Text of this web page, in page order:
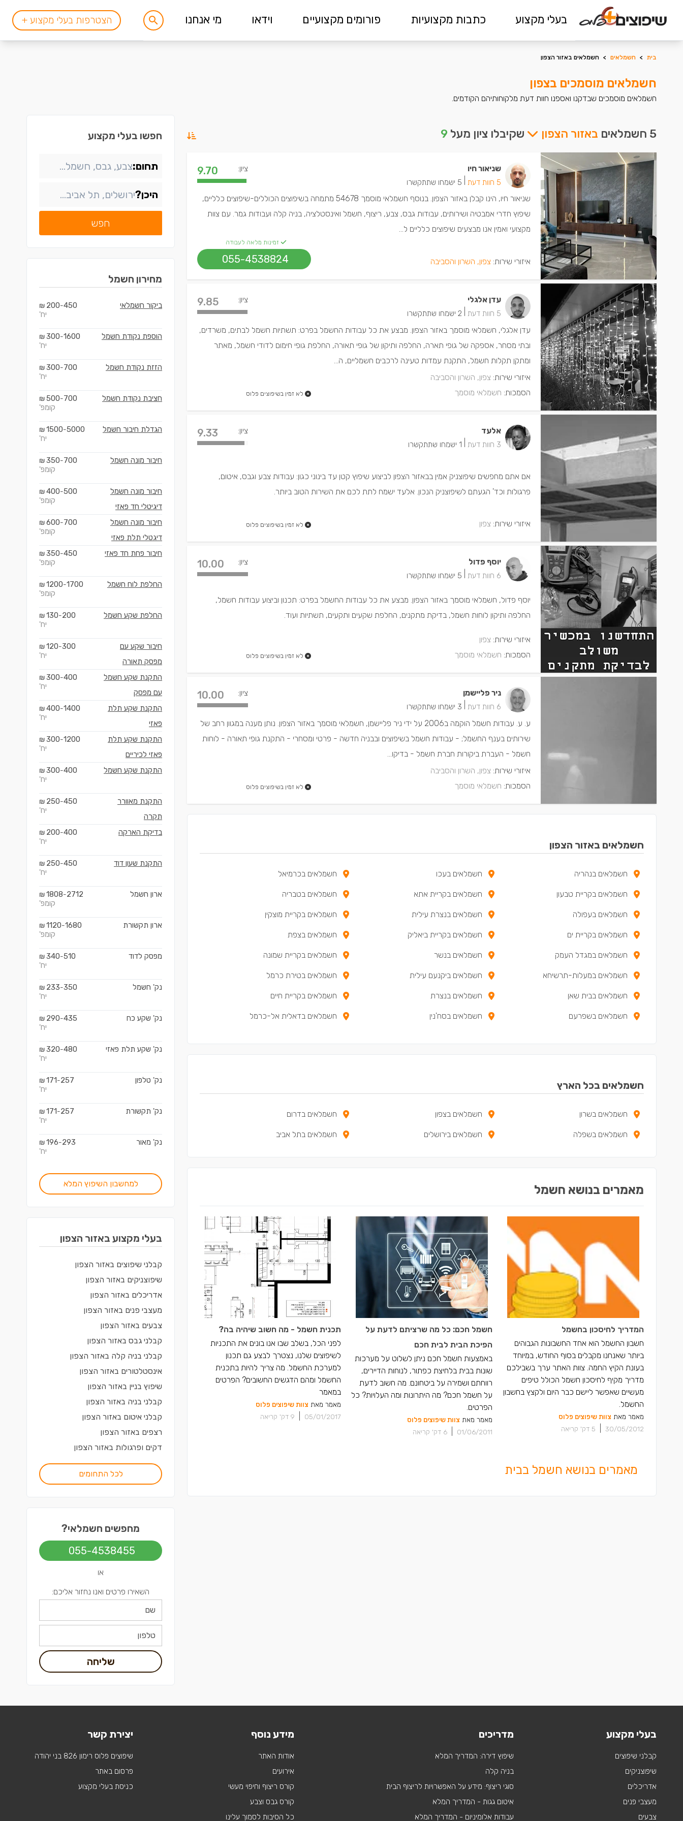
בעלי מקצוע כתבות מקצועיות פורומים מקצועיים וידאו מי אנחנו הצטרפות בעלי מקצוע +
בית > חשמלאים > חשמלאים באזור הצפון
חשמלאים מוסמכים בצפון
חשמלאים מוסמכים שבדקנו ואספנו חוות דעת מלקוחותיהם הקודמים.
5 חשמלאים באזור הצפון שקיבלו ציון מעל 9
שניאור חיו
5 חוות דעת 5 ישמחו שתתקשרו
ציון: 9.70
שניאור חיו, הינו קבלן באזור הצפון. בנוסף חשמלאי מוסמך 54678 מתמחה בשיפוצים הכוללים-שיפוצים כלליים,
שיפוץ חדרי אמבטיה ושירותים, עבודות גבס, צבע, ריצוף, חשמל ואינסטלציה, בניה קלה ועבודות גמר. עם צוות
מקצועי ואמין אנו מבצעים שיפוצים כלליים ל...
איזורי שירות: צפון, השרון והסביבה
זמינות מלאה לעבודה
055-4538824
עדן אלגלי
5 חוות דעת 2 ישמחו שתתקשרו
ציון: 9.85
עדן אלגלי, חשמלאי מוסמך באזור הצפון. מבצע את כל עבודות החשמל בפרט: תשתיות חשמל לבתים, משרדים,
ובתי מסחר, אספקה של גופי תארה, החלפה ותיקון של גופי תאורה, החלפת גופי חימום לדודי חשמל, מאתר
ומתקן תקלות חשמל, התקנת עמדות טעינה לרכבים חשמליים, ה...
איזורי שירות: צפון, השרון והסביבה
הסמכות: חשמלאי מוסמך לא זמין בשיפוצים פלוס
אלעד
3 חוות דעת 1 ישמחו שתתקשרו
ציון: 9.33
אם אתם מחפשים שיפוצניק אמין בבאזור הצפון לביצוע שיפוץ קטן עד בינוני כגון: עבודות צבע וגבס, איטום,
פרגולות וכד' הגעתם לשיפוצניק הנכון. אלעד ישמח לתת לכם את השירות הטוב ביותר.
איזורי שירות: צפון לא זמין בשיפוצים פלוס
יוסף פדול
6 חוות דעת 5 ישמחו שתתקשרו
ציון: 10.00
יוסף פדול, חשמלאי מוסמך באזור הצפון. מבצע את כל עבודות החשמל בפרט: תכנון וביצוע עבודות חשמל,
החלפה ותיקון לוחות חשמל, בדיקת מתקנים, החלפת שקעים ותקעים, תשתיות ועוד.
איזורי שירות: צפון
הסמכות: חשמלאי מוסמך לא זמין בשיפוצים פלוס
ניר פליישמן
6 חוות דעת 3 ישמחו שתתקשרו
ציון: 10.00
ע. ע. עבודות חשמל הוקמה ב2006 על ידי ניר פליישמן, חשמלאי מוסמך באזור הצפון. נותן מענה במגוון רחב של
שירותים בענף החשמל; - עבודות חשמל בשיפוצים ובבניה חדשה - פרטי ומסחרי - התקנת גופי תאורה - לוחות
חשמל - העברת ביקורות חברת חשמל - בדיקו...
איזורי שירות: צפון, השרון והסביבה
הסמכות: חשמלאי מוסמך לא זמין בשיפוצים פלוס
חשמלאים באזור הצפון
חשמלאים בנהריה חשמלאים בעכו חשמלאים בכרמיאל
חשמלאים בקריית טבעון חשמלאים בקריית אתא חשמלאים בטבריה
חשמלאים בעפולה חשמלאים בנצרת עילית חשמלאים בקריית מוצקין
חשמלאים בקריית ים חשמלאים בקריית ביאליק חשמלאים בצפת
חשמלאים במגדל העמק חשמלאים בנשר חשמלאים בקריית שמונה
חשמלאים במעלות-תרשיחא חשמלאים ביקנעם עילית חשמלאים בטירת כרמל
חשמלאים בבית שאן חשמלאים בנצרת חשמלאים בקריית חיים
חשמלאים בשפרעם חשמלאים בסח'נין חשמלאים בדאלית אל-כרמל
חשמלאים בכפר יאסיף
חשמלאים בכל הארץ
חשמלאים בשרון חשמלאים בצפון חשמלאים בדרום
חשמלאים בשפלה חשמלאים בירושלים חשמלאים בתל אביב
מאמרים בנושא חשמל
המדריך לחיסכון בחשמל
חשבון החשמל הוא אחד החשבונות הגבוהים
ביותר שאנחנו מקבלים בסוף החודש, במיוחד
בעונת הקיץ החמה. צוות האתר ערך בשבילכם
מדריך מקיף לחיסכון חשמל הכולל טיפים
מעשיים שאפשר ליישם כבר היום ולקצץ בחשבון
החשמל.
מאמר מאת צוות שיפוצים פלוס
30/05/2012
5 דק' קריאה
חשמל חכם: כל מה שרציתם לדעת על
הפיכת הבית לבית חכם
באמצעות חשמל חכם ניתן לשלוט על מערכות
שונות בבית בלחיצת כפתור, לנוחות הדיירים,
רווחתם ושמירה על ביטחונם. מה חשוב לדעת
על חשמל חכם? מה היתרונות ומה העלויות? כל
הפרטים.
מאמר מאת צוות שיפוצים פלוס
01/06/2011
6 דק' קריאה
תכנית חשמל - מה חשוב שיהיה בה?
לפני הכל, בשלב שבו אנו בונים את התכניות
לשיפוצים שלנו, נצטרך לבצע גם תכנון
למערכת החשמל. מה צריך להיות בתכנית
החשמל ומהם הדגשים החשובים? הפרטים
במאמר
מאמר מאת צוות שיפוצים פלוס
05/01/2017
9 דק' קריאה
מאמרים בנושא חשמל בבית
חפשו בעלי מקצוע
תחום:
היכן?
חפש
מחירון חשמל
ביקור חשמלאי 200-450
₪
יח'
הוספת נקודת חשמל 300-1600
₪
יח'
הזזת נקודת חשמל 300-700
₪
יח'
חציבת נקודת חשמל 500-700
₪
קומפ'
הגדלת חיבור חשמל 1500-5000
₪
יח'
חיבור מונה חשמל 350-700
₪
קומפ'
חיבור מונה חשמל
דיגיטלי חד פאזי
400-500
₪
קומפ'
חיבור מונה חשמל
דיגטלי תלת פאזי
600-700
₪
קומפ'
חיבור פחת חד פאזי 350-450
₪
קומפ'
החלפת לוח חשמל 1200-1700
₪
קומפ'
החלפת שקע חשמל 130-200
₪
יח'
חיבור שקע עם
מפסק תאורה
120-300
₪
יח'
התקנת שקע חשמל
עם מפסק
300-400
₪
יח'
התקנת שקע תלת
פאזי
400-1400
₪
יח'
התקנת שקע תלת
פאזי לכיריים
300-1200
₪
יח'
התקנת שקע חשמל 300-400
₪
יח'
התקנת מאוורר
תקרה
250-450
₪
יח'
בדיקת הארקה 200-400
₪
יח'
התקנת שעון דוד 250-450
₪
יח'
ארון חשמל 1808-2712
₪
קומפ'
ארון תקשורת 1120-1680
₪
קומפ'
מפסק לדוד 340-510
₪
יח'
נק' חשמל 233-350
₪
יח'
נק' שקע כח 290-435
₪
יח'
נק' שקע תלת פאזי 320-480
₪
יח'
נק' טלפון 171-257
₪
יח'
נק' תקשורת 171-257
₪
יח'
נק' מאור 196-293
₪
יח'
למחשבון השיפוץ המלא
בעלי מקצוע באזור הצפון
קבלני שיפוצים באזור הצפון
שיפוצניקים באזור הצפון
אדריכלים באזור הצפון
מעצבי פנים באזור הצפון
צבעים באזור הצפון
קבלני גבס באזור הצפון
קבלני בניה קלה באזור הצפון
אינסטלטורים באזור הצפון
שיפוץ בניין באזור הצפון
קבלני בניה באזור הצפון
קבלני איטום באזור הצפון
רצפים באזור הצפון
דקים ופרגולות באזור הצפון
לכל התחומים
מחפשים חשמלאי?
055-4538455
או
השאירו פרטים ואנו נחזור אליכם:
שליחה
בעלי מקצוע
קבלני שיפוצים
שיפוצניקים
אדריכלים
מעצבי פנים
צבעים
מדריכים
שיפוץ דירה: המדריך המלא
בניה קלה
סוגי ריצוף: מידע על האפשרויות לריצוף הבית
איטום גגות - המדריך המלא
עבודות אלומיניום - המדריך המלא
מידע נוסף
אודות האתר
אירועים
קורס ריצוף וחיפוי מעשי
קורס גבס וצבע
כל הסיבות לסמוך עלינו
יצירת קשר
שיפוצים פלוס רימון 826 בני יהודה
פרסום באתר
כניסת בעלי מקצוע